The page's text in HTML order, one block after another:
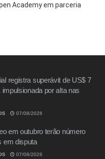
Academy em parceria
registra superávit de US$ 7
impulsionada por alta nas
07/08/2026
em outubro terão número
em disputa
07/08/2026